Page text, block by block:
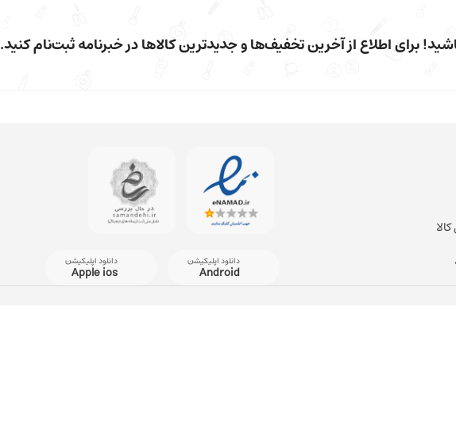
برای اطلاع از آخرین تخفیف‌ها و جدیدترین کالاها در خبرنامه ثبت‌نام کنید.
دانلود اپلیکیشن
Android
دانلود اپلیکیشن
Apple ios